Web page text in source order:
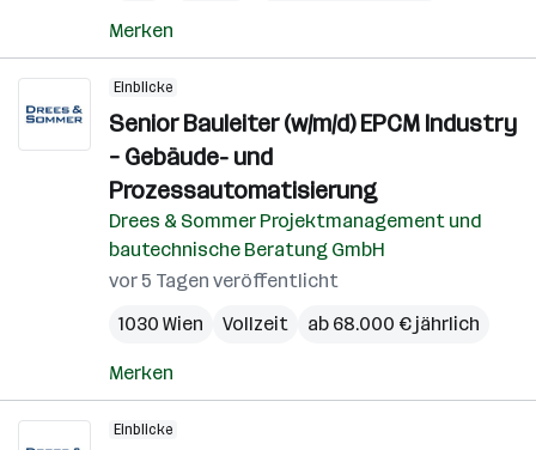
Merken
Einblicke
Senior Bauleiter (w/m/d) EPCM Industry
– Gebäude- und
Prozessautomatisierung
Drees & Sommer Projektmanagement und
bautechnische Beratung GmbH
vor 5 Tagen veröffentlicht
1030 Wien
Vollzeit ab 68.000 € jährlich
Merken
Einblicke